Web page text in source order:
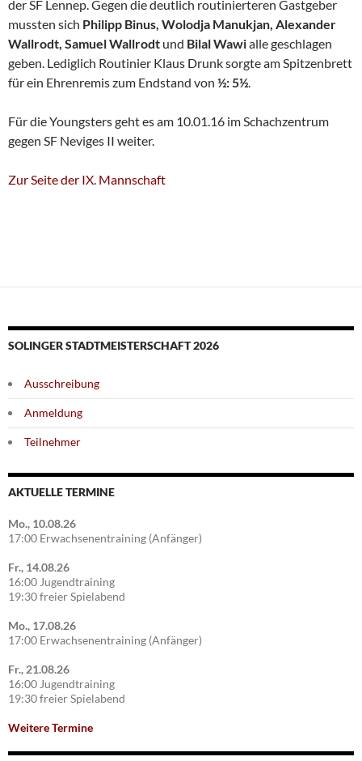
der SF Lennep. Gegen die deutlich routinierteren Gastgeber
mussten sich Philipp Binus, Wolodja Manukjan, Alexander
Wallrodt, Samuel Wallrodt und Bilal Wawialle geschlagen
geben. Lediglich Routinier Klaus Drunk sorgte am Spitzenbrett
für ein Ehrenremis zum Endstand von ½: 5½.
Für die Youngsters geht es am 10.01.16 im Schachzentrum
gegen SF Neviges II weiter.
Zur Seite der IX. Mannschaft
SOLINGER STADTMEISTERSCHAFT 2026
Ausschreibung
Anmeldung
Teilnehmer
AKTUELLE TERMINE
Mo., 10.08.26
17:00 Erwachsenentraining (Anfänger)
Fr., 14.08.26
16:00 Jugendtraining
19:30 freier Spielabend
Mo., 17.08.26
17:00 Erwachsenentraining (Anfänger)
Fr., 21.08.26
16:00 Jugendtraining
19:30 freier Spielabend
Weitere Termine